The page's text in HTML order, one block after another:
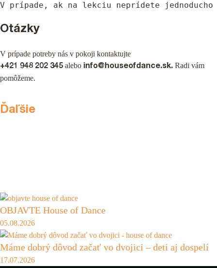
V prípade, ak na lekciu neprídete
Otázky
V prípade potreby nás v pokoji kontaktujte
+421 948 202 345 alebo info@houseofdance.sk. Radi vám
pomôžeme.
Ďaľšie
OBJAVTE House of Dance
05.08.2026
Máme dobrý dôvod začať vo dvojici – deti aj dospelí
17.07.2026